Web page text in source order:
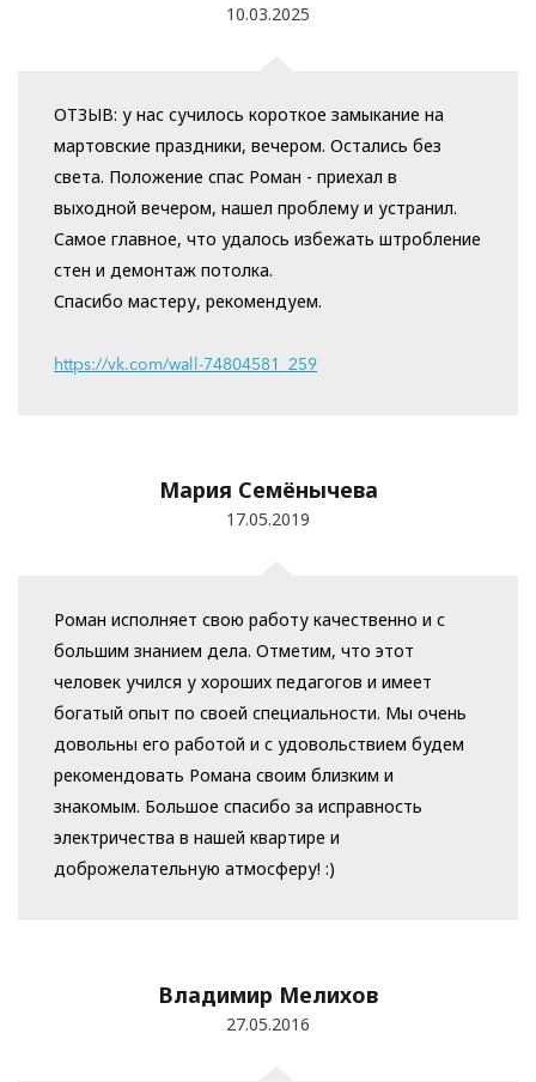
10.03.2025
ОТЗЫВ: у нас сучилось короткое замыкание на
мартовские праздники, вечером. Остались без
света. Положение спас Роман - приехал в
выходной вечером, нашел проблему и устранил.
Самое главное, что удалось избежать штробление
стен и демонтаж потолка.
Спасибо мастеру, рекомендуем.
https://vk.com/wall-74804581_259
Мария Семёнычева
17.05.2019
Роман исполняет свою работу качественно и с
большим знанием дела. Отметим, что этот
человек учился у хороших педагогов и имеет
богатый опыт по своей специальности. Мы очень
довольны его работой и с удовольствием будем
рекомендовать Романа своим близким и
знакомым. Большое спасибо за исправность
электричества в нашей квартире и
доброжелательную атмосферу! :)
Владимир Мелихов
27.05.2016